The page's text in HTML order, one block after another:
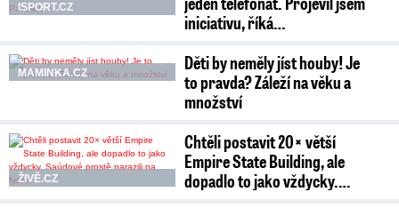
ISPORT.CZ
iniciativu, říká…
MAMINKA.CZ
Děti by neměly jíst houby! Je
to pravda? Záleží na věku a
množství
ŽIVĚ.CZ
Chtěli postavit 20× větší
Empire State Building, ale
dopadlo to jako vždycky.…